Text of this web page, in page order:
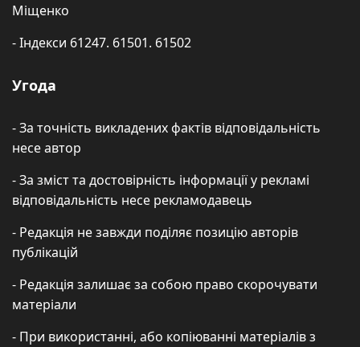
Міщенко
- Індекси 61247. 61501. 61502
Угода
- За точність викладених фактів відповідальність
несе автор
- За зміст та достовірність інформації у рекламі
відповідальність несе рекламодавець
- Редакція не завжди поділяє позицію авторів
публікацій
- Редакція залишає за собою право скорочувати
матеріали
- При використанні, або копіюванні матеріалів з